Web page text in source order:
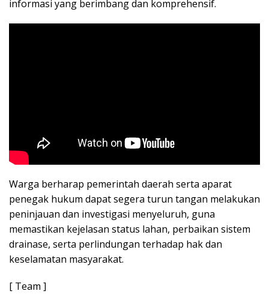
informasi yang berimbang dan komprehensif.
Warga berharap pemerintah daerah serta aparat
penegak hukum dapat segera turun tangan melakukan
peninjauan dan investigasi menyeluruh, guna
memastikan kejelasan status lahan, perbaikan sistem
drainase, serta perlindungan terhadap hak dan
keselamatan masyarakat.
[ Team ]